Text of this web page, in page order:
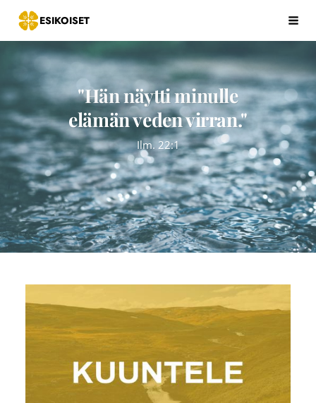
Siirry
sivun
sisältöön
ESIKOISET
"Hän näytti minulle
elämän veden virran."
Ilm. 22:1